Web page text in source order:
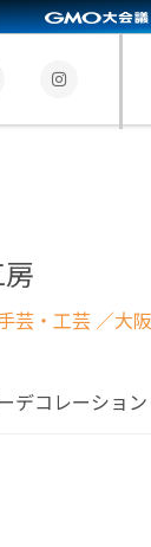
芸・工芸 ／大
デコレーション